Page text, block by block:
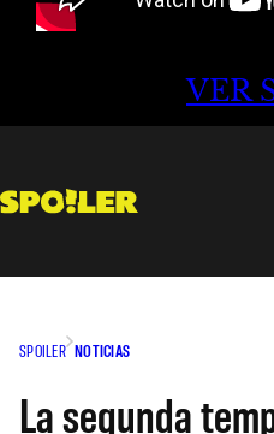
VER
SPOILER NOTICIAS
La segunda